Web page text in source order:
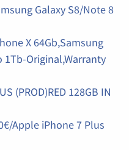
Galaxy S8/Note 8
X 64Gb,Samsung
1Tb-Original,Warranty
(PROD)RED 128GB IN
Apple iPhone 7 Plus